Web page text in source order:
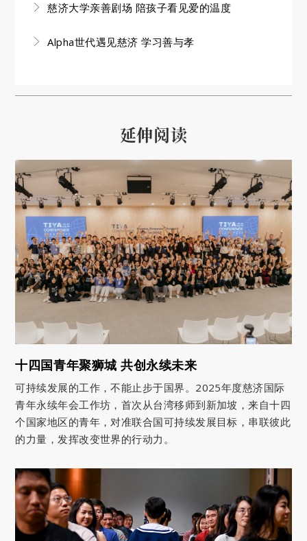
慈济大学亲善剧场 陪孩子看见爱的温度
Alpha世代遇见慈济 学习善与孝
延伸阅读
十四国青年聚狮城 共创永续未来
可持续发展的工作，不能止步于国界。2025年度慈济国际
青年永续年会工作坊，首次从台湾移师到新加坡，来自十四
个国家地区的青年，对准联合国可持续发展目标，串联彼此
的力量，发挥改变世界的行动力。